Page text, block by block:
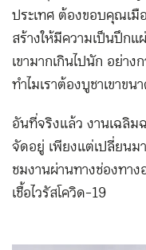
ประเทศ ต้องขอบคุณเ
สร้างให้มีความเป็นปึก
เขามากเกินไปนัก อย่า
ทำไมเราต้องบูชาเขาขน
อันที่จริงแล้ว งานเฉลิ
จัดอยู่ เพียงแต่เปลี่ยนม
ชมงานผ่านทางช่องทา
เชื้อไวรัสโควิด-19